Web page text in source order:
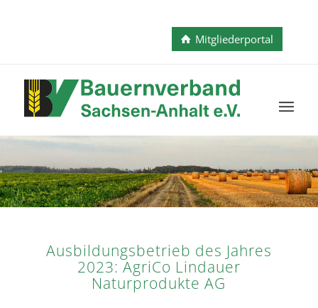
Mitgliederportal
Ausbildungsbetrieb des Jahres
2023: AgriCo Lindauer
Naturprodukte AG